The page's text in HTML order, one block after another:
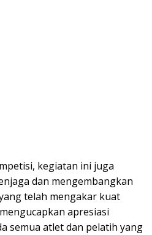
kegiatan ini juga
dan mengembangkan
telah mengakar kuat
apresiasi
semua atlet dan pelatih yang